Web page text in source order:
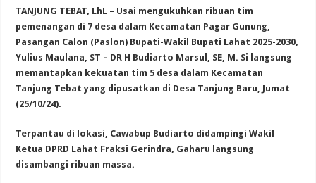
TANJUNG TEBAT, LhL – Usai mengukuhkan ribuan tim
pemenangan di 7 desa dalam Kecamatan Pagar Gunung,
Pasangan Calon (Paslon) Bupati-Wakil Bupati Lahat 2025-2030,
Yulius Maulana, ST – DR H Budiarto Marsul, SE, M. Si langsung
memantapkan kekuatan tim 5 desa dalam Kecamatan
Tanjung Tebat yang dipusatkan di Desa Tanjung Baru, Jumat
(25/10/24).
Terpantau di lokasi, Cawabup Budiarto didampingi Wakil
Ketua DPRD Lahat Fraksi Gerindra, Gaharu langsung
disambangi ribuan massa.